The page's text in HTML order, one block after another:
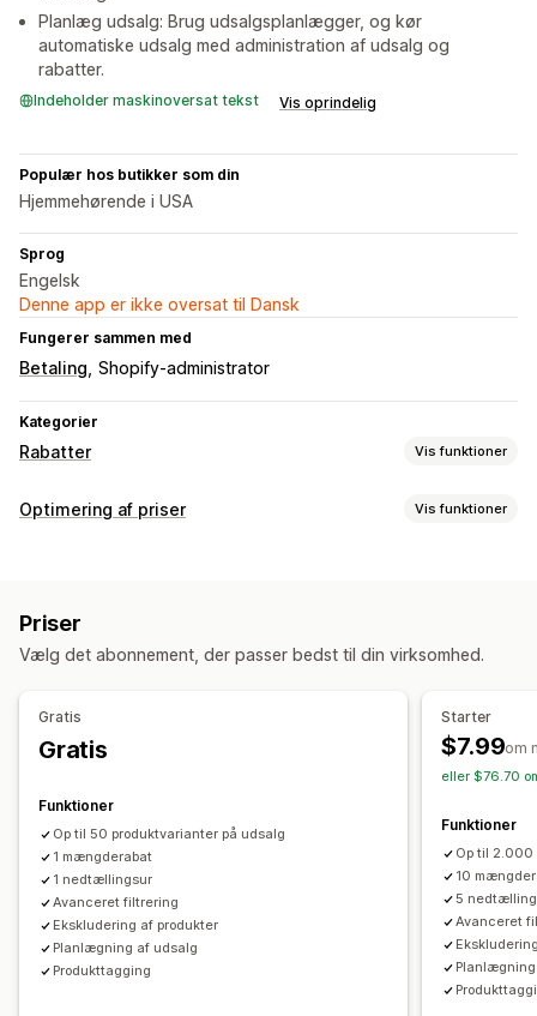
Planlæg udsalg: Brug udsalgsplanlægger, og kør
automatiske udsalg med administration af udsalg og
rabatter.
Indeholder maskinoversat tekst Vis oprindelig
Populær hos butikker som din
Hjemmehørende i USA
Sprog
Engelsk
Denne app er ikke oversat til Dansk
Fungerer sammen med
Betaling Shopify-administrator
Kategorier
Rabatter Vis funktioner
Rabattyper
Rabatter ved betaling
Tidsbegrænsede tilbud
Nedtællingsure Dynamiske priser
Administration af rabatter
Kampagner
Udløsere og regler
Filtering
Optimering af priser Vis funktioner
Mængderabatter
Tilpassede priser Automatisk genprissætning Udsalg
Priser
Vælg det abonnement, der passer bedst til din virksomhed.
Gratis
Gratis
Funktioner
Op til 50 produktvarianter på udsalg
1 mængderabat
1 nedtællingsur
Avanceret filtrering
Ekskludering af produkter
Planlægning af udsalg
Produkttagging
Starter
$7.99om
eller $76.70
Funktioner
Op til 2.000
10
5
Avanceret